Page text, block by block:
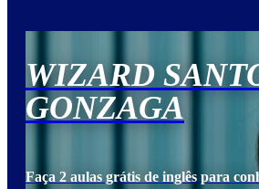
WIZARD
GONZAGA
Faça 2 aulas grátis de inglês para